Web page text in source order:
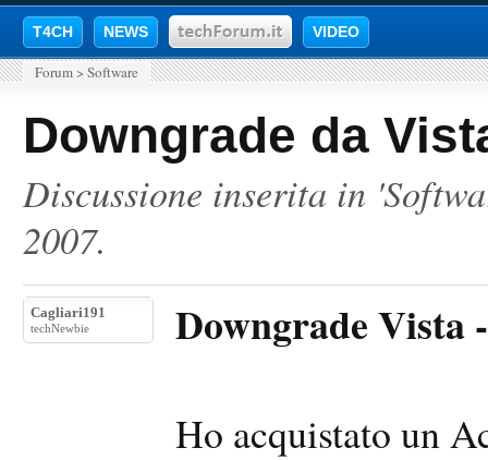
T4CH NEWS VIDEO
Forum > Software
Downgrade da
Discussione inserita in '
2007.
Cagliari191
techNewbie Downgrade Vista
Ho acquistato un